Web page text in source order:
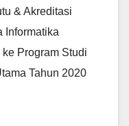
& Akreditasi
Informatika
Program Studi
Tahun 2020